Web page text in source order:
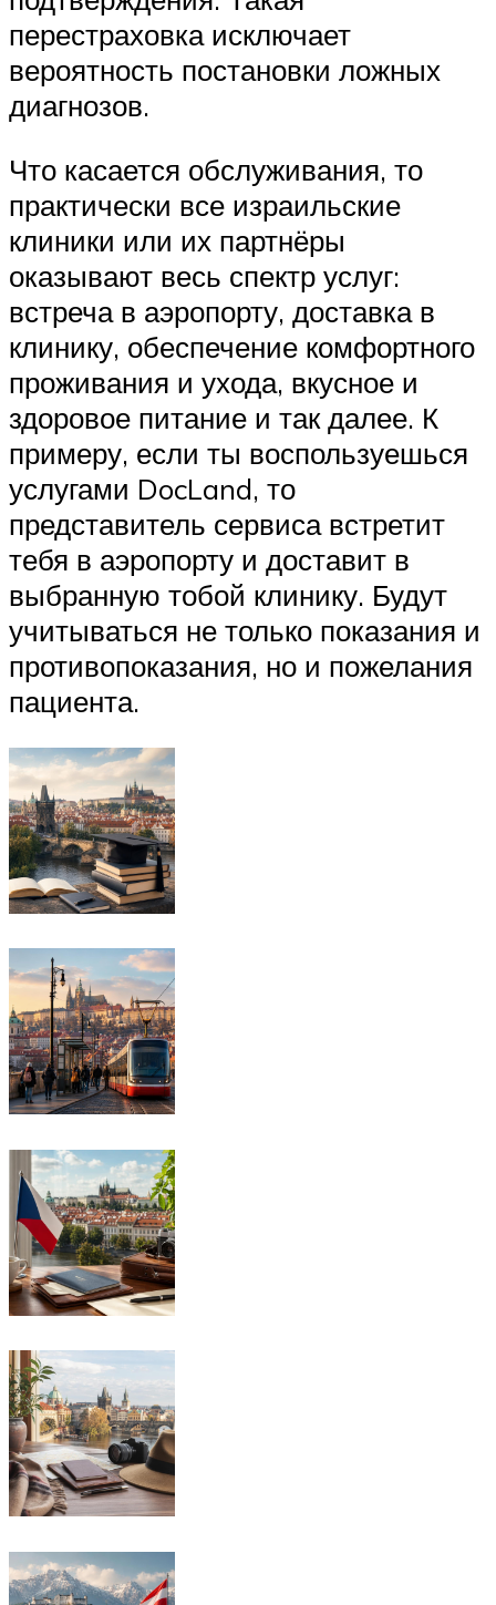
перестраховка исключает
вероятность постановки ложных
диагнозов.
Что касается обслуживания, то
практически все израильские
клиники или их партнёры
оказывают весь спектр услуг:
встреча в аэропорту, доставка в
клинику, обеспечение комфортного
проживания и ухода, вкусное и
здоровое питание и так далее. К
примеру, если ты воспользуешься
услугами DocLand, то
представитель сервиса встретит
тебя в аэропорту и доставит в
выбранную тобой клинику. Будут
учитываться не только показания и
противопоказания, но и пожелания
пациента.